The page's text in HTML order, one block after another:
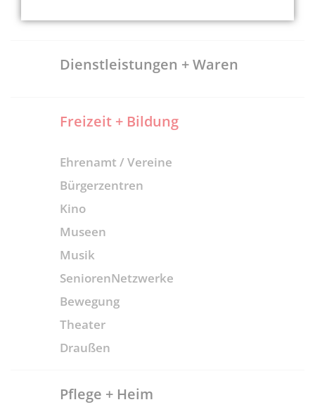
Dienstleistungen + Waren
Freizeit + Bildung
Ehrenamt / Vereine
Bürgerzentren
Kino
Museen
Musik
SeniorenNetzwerke
Bewegung
Theater
Draußen
Pflege + Heim